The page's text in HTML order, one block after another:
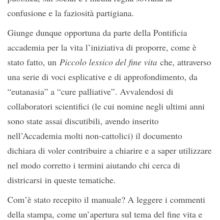
confusione e la faziosità partigiana.
Giunge dunque opportuna da parte della Pontificia
accademia per la vita l’iniziativa di proporre, come è
stato fatto, un Piccolo lessico del fine vita che, attraverso
una serie di voci esplicative e di approfondimento, da
“eutanasia” a “cure palliative”. Avvalendosi di
collaboratori scientifici (le cui nomine negli ultimi anni
sono state assai discutibili, avendo inserito
nell’Accademia molti non-cattolici) il documento
dichiara di voler contribuire a chiarire e a saper utilizzare
nel modo corretto i termini aiutando chi cerca di
districarsi in queste tematiche.
Com’è stato recepito il manuale? A leggere i commenti
della stampa, come un’apertura sul tema del fine vita e